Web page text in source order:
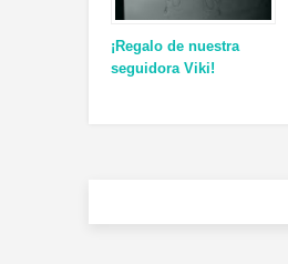
¡Regalo de nuestra
seguidora Viki!